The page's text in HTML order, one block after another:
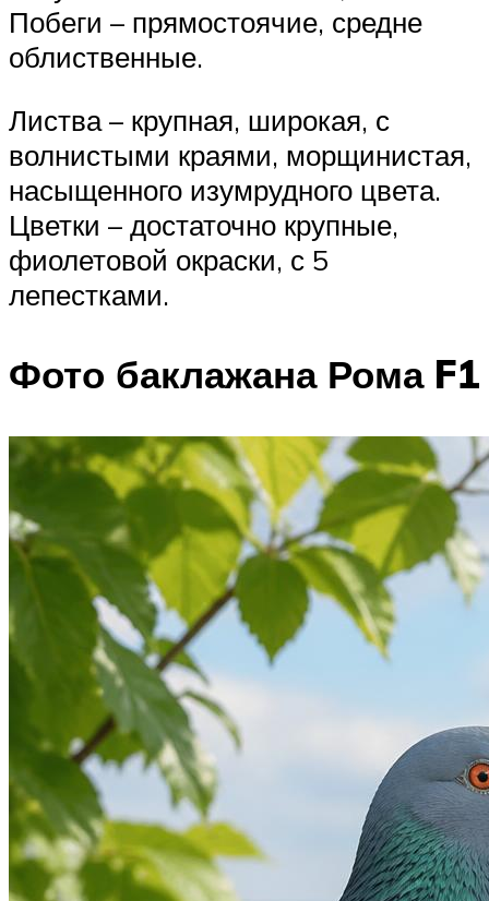
Побеги – прямостоячие, средне
облиственные.
Листва – крупная, широкая, с
волнистыми краями, морщинистая,
насыщенного изумрудного цвета.
Цветки – достаточно крупные,
фиолетовой окраски, с 5
лепестками.
Фото баклажана Рома F1